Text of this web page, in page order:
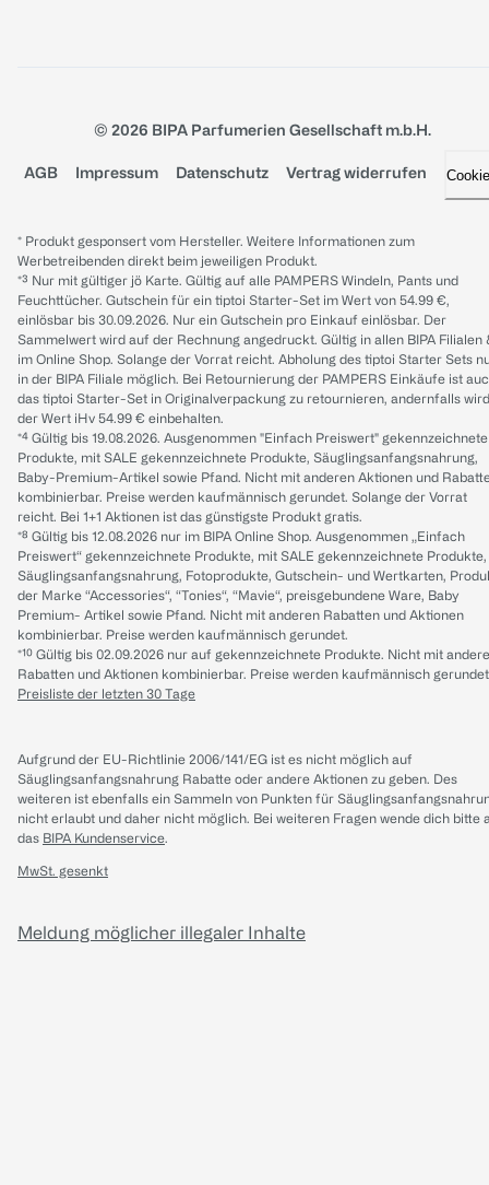
© 2026 BIPA Parfumerien Gesellschaft m.b.H.
AGB Impressum Datenschutz Vertrag widerrufen
* Produkt gesponsert vom Hersteller. Weitere Informationen zum
Werbetreibenden direkt beim jeweiligen Produkt.
*³ Nur mit gültiger jö Karte. Gültig auf alle PAMPERS Windeln, Pants und
Feuchttücher. Gutschein für ein tiptoi Starter-Set im Wert von 54.99 €,
einlösbar bis 30.09.2026. Nur ein Gutschein pro Einkauf einlösbar. Der
Sammelwert wird auf der Rechnung angedruckt. Gültig in allen BIPA Filialen
im Online Shop. Solange der Vorrat reicht. Abholung des tiptoi Starter Sets
in der BIPA Filiale möglich. Bei Retournierung der PAMPERS Einkäufe ist
das tiptoi Starter-Set in Originalverpackung zu retournieren, andernfalls wird
der Wert iHv 54.99 € einbehalten.
*⁴ Gültig bis 19.08.2026. Ausgenommen "Einfach Preiswert" gekennzeichnete
Produkte, mit SALE gekennzeichnete Produkte, Säuglingsanfangsnahrung,
Baby-Premium-Artikel sowie Pfand. Nicht mit anderen Aktionen und
kombinierbar. Preise werden kaufmännisch gerundet. Solange der Vorrat
reicht. Bei 1+1 Aktionen ist das günstigste Produkt gratis.
*⁸ Gültig bis 12.08.2026 nur im BIPA Online Shop. Ausgenommen „Einfach
Preiswert“ gekennzeichnete Produkte, mit SALE gekennzeichnete Produkte,
Säuglingsanfangsnahrung, Fotoprodukte, Gutschein- und Wertkarten,
der Marke “Accessories“, “Tonies“, “Mavie“, preisgebundene Ware, Baby
Premium- Artikel sowie Pfand. Nicht mit anderen Rabatten und Aktionen
kombinierbar. Preise werden kaufmännisch gerundet.
*¹⁰ Gültig bis 02.09.2026 nur auf gekennzeichnete Produkte. Nicht mit
Rabatten und Aktionen kombinierbar. Preise werden kaufmännisch
Preisliste der letzten 30 Tage
Aufgrund der EU-Richtlinie 2006/141/EG ist es nicht möglich auf
Säuglingsanfangsnahrung Rabatte oder andere Aktionen zu geben. Des
weiteren ist ebenfalls ein Sammeln von Punkten für
nicht erlaubt und daher nicht möglich. Bei weiteren Fragen wende dich bitte
das BIPA Kundenservice.
MwSt. gesenkt
Meldung möglicher illegaler Inhalte